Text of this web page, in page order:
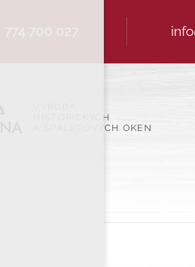
HISTORICKÝCH
A ŠPALETOVÝCH OKEN